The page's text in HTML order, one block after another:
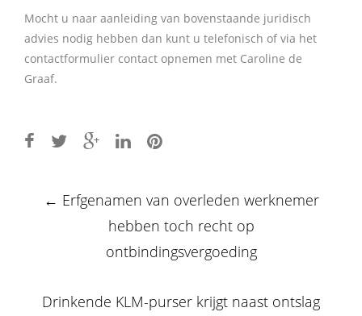
Mocht u naar aanleiding van bovenstaande juridisch
advies nodig hebben dan kunt u telefonisch of via het
contactformulier contact opnemen met Caroline de
Graaf.
navigation
← Erfgenamen van overleden werknemer
hebben toch recht op
ontbindingsvergoeding
Drinkende KLM-purser krijgt naast ontslag